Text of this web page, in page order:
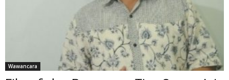
Wawancara